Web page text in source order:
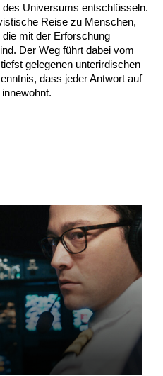
Universums entschlüsseln.
Reise zu Menschen,
mit der Erforschung
Der Weg führt dabei vom
gelegenen unterirdischen
dass jeder Antwort auf